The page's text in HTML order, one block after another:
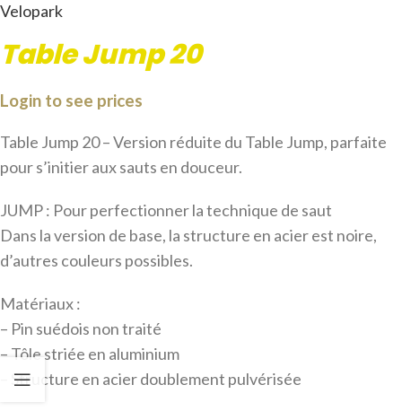
Velopark
Table Jump 20
Login to see prices
Table Jump 20 – Version réduite du Table Jump, parfaite
pour s’initier aux sauts en douceur.
JUMP : Pour perfectionner la technique de saut
Dans la version de base, la structure en acier est noire,
d’autres couleurs possibles.
Matériaux :
– Pin suédois non traité
– Tôle striée en aluminium
– Structure en acier doublement pulvérisée